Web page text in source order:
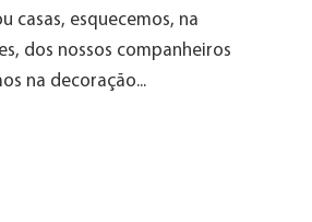
casas, esquecemos, na
dos nossos companheiros
na decoração...